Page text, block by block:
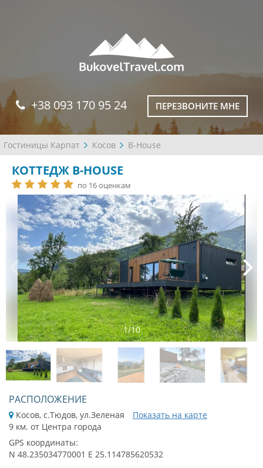
+38 093 170 95 24 ПЕРЕЗВОНИТЕ МНЕ
Гостиницы Карпат Косов B-House
КОТТЕДЖ B-HOUSE
по 16 оценкам
1/10
РАСПОЛОЖЕНИЕ
Косов, с.Тюдов, ул.Зеленая
Показать на карте
9 км. от Центра города
GPS координаты:
N 48.235034770001 E 25.114785620532